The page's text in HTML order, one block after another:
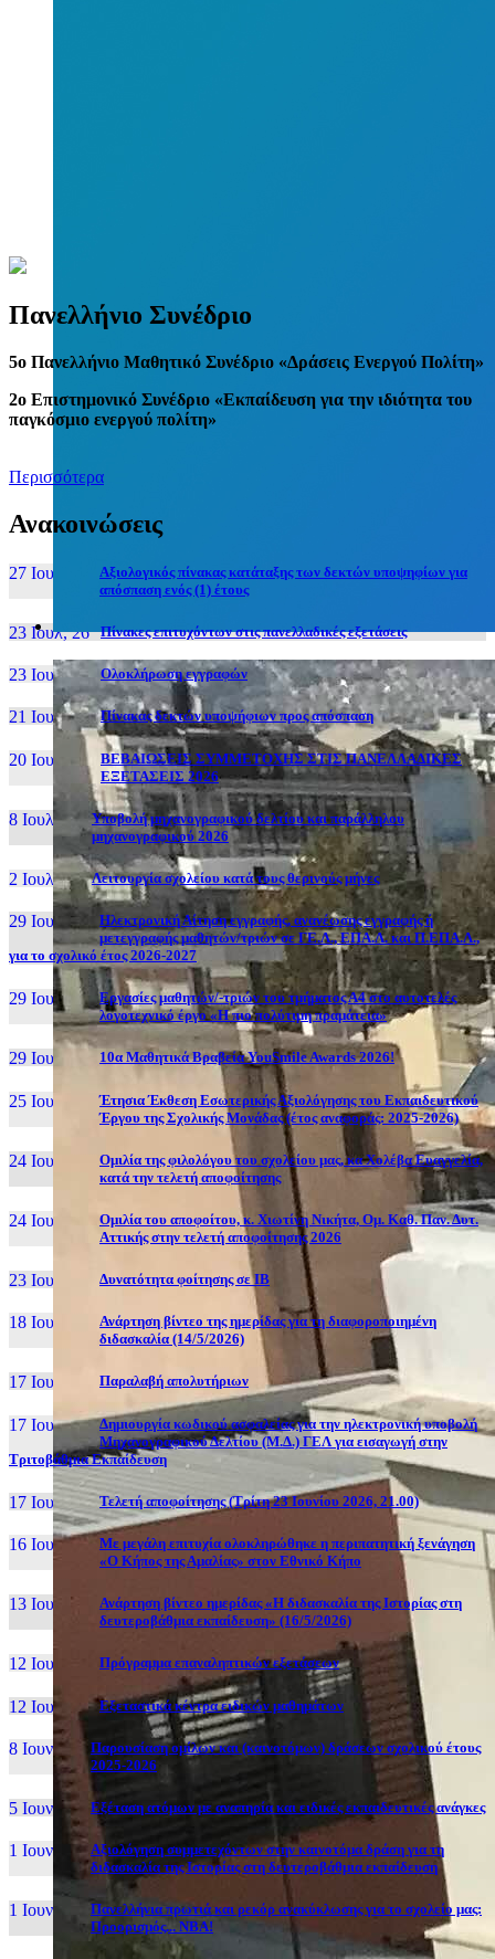
Πανελλήνιο Συνέδριο
5o Πανελλήνιο Μαθητικό Συνέδριο «Δράσεις Ενεργού Πολίτη»
2ο Επιστημονικό Συνέδριο «Εκπαίδευση για την ιδιότητα του
παγκόσμιο ενεργού πολίτη»
Περισσότερα
Ανακοινώσεις
27 Ιουν, 26
Αξιολογικός πίνακας κατάταξης των δεκτών υποψηφίων για
απόσπαση ενός (1) έτους
23 Ιουλ, 26 Πίνακες επιτυχόντων στις πανελλαδικές εξετάσεις
23 Ιουλ, 26 Ολοκλήρωση εγγραφών
21 Ιουλ, 26 Πίνακας δεκτών υποψήφιων προς απόσπαση
20 Ιουλ, 26
ΒΕΒΑΙΩΣΕΙΣ ΣΥΜΜΕΤΟΧΗΣ ΣΤΙΣ ΠΑΝΕΛΛΑΔΙΚΕΣ
ΕΞΕΤΑΣΕΙΣ 2026
8 Ιουλ, 26
Υποβολή μηχανογραφικού δελτίου και παράλληλου
μηχανογραφικού 2026
2 Ιουλ, 26 Λειτουργία σχολείου κατά τους θερινούς μήνες
29 Ιουν, 26
Ηλεκτρονική Αίτηση εγγραφής, ανανέωσης εγγραφής ή
μετεγγραφής μαθητών/τριών σε ΓΕ.Λ., ΕΠΑ.Λ. και Π.ΕΠΑ.Λ.,
για το σχολικό έτος 2026-2027
29 Ιουν, 26
Εργασίες μαθητών/-τριών του τμήματος Α4 στο αυτοτελές
λογοτεχνικό έργο «Η πιο πολύτιμη πραμάτεια»
29 Ιουν, 26 10α Μαθητικά Βραβεία YouSmile Awards 2026!
25 Ιουν, 26
Έτησια Έκθεση Εσωτερικής Αξιολόγησης του Εκπαιδευτικού
Έργου της Σχολικής Μονάδας (έτος αναφοράς: 2025-2026)
24 Ιουν, 26
Ομιλία της φιλολόγου του σχολείου μας, κα Χολέβα Ευαγγελία,
κατά την τελετή αποφοίτησης
24 Ιουν, 26
Ομιλία του αποφοίτου, κ. Χιωτίνη Νικήτα, Ομ. Καθ. Παν. Δυτ.
Αττικής στην τελετή αποφοίτησης 2026
23 Ιουν, 26 Δυνατότητα φοίτησης σε ΙΒ
18 Ιουν, 26
Ανάρτηση βίντεο της ημερίδας για τη διαφοροποιημένη
διδασκαλία (14/5/2026)
17 Ιουν, 26 Παραλαβή απολυτήριων
17 Ιουν, 26
Δημιουργία κωδικού ασφαλείας για την ηλεκτρονική υποβολή
Μηχανογραφικού Δελτίου (Μ.Δ.) ΓΕΛ για εισαγωγή στην
Τριτοβάθμια Εκπαίδευση
17 Ιουν, 26 Τελετή αποφοίτησης (Τρίτη 23 Ιουνίου 2026, 21.00)
16 Ιουν, 26
Με μεγάλη επιτυχία ολοκληρώθηκε η περιπατητική ξενάγηση
«Ο Κήπος της Αμαλίας» στον Εθνικό Κήπο
13 Ιουν, 26
Ανάρτηση βίντεο ημερίδας «Η διδασκαλία της Ιστορίας στη
δευτεροβάθμια εκπαίδευση» (16/5/2026)
12 Ιουν, 26 Πρόγραμμα επαναληπτικών εξετάσεων
12 Ιουν, 26 Εξεταστικά κέντρα ειδικών μαθημάτων
8 Ιουν, 26
Παρουσίαση ομίλων και (καινοτόμων) δράσεων σχολικού έτους
2025-2026
5 Ιουν, 26 Εξέταση ατόμων με αναπηρία και ειδικές εκπαιδευτικές ανάγκες
1 Ιουν, 26
Αξιολόγηση συμμετεχόντων στην καινοτόμα δράση για τη
διδασκαλία της Ιστορίας στη δευτεροβάθμια εκπαίδευση
1 Ιουν, 26
Πανελλήνια πρωτιά και ρεκόρ ανακύκλωσης για το σχολείο μας:
Προορισμός... NBA!